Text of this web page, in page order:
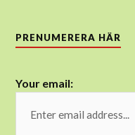
PRENUMERERA HÄR
Your email: